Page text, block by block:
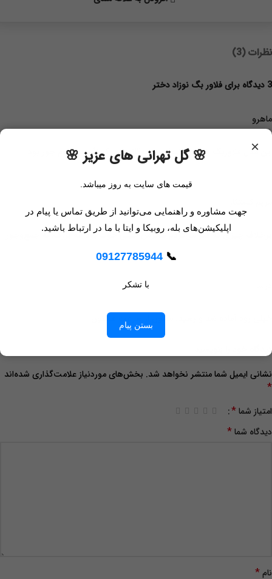
نظرات (3)
3 دیدگاه برای فلاور بگ نوزاد دختر
ماهرو
این مدل فلاوربگ خیلی مینیمال و بچه‌گانه بود. کاملاً با سلیقه‌م جور بود
برخلاف چیزی که فکر می‌کردم سایزش خیلی خوب بود. نه بزرگ، نه جمع‌وجور
خیلی زود آماده شد و رسید. ممنون از سرعت عملتون
دیدگاه خود را بنویسید
نشانی ایمیل شما منتشر نخواهد شد. بخش‌های موردنیاز علامت‌گذاری شده‌اند
*
امتیاز شما*
دیدگاه شما*
نام*
× 🌸 گل تهرانی های عزیز 🌸
قیمت های سایت به روز میباشد.
جهت مشاوره و راهنمایی می‌توانید از طریق تماس یا پیام در
اپلیکیشن‌های بله، روبیکا و ایتا با ما در ارتباط باشید.
📞
09127785944
با تشکر
بستن پیام